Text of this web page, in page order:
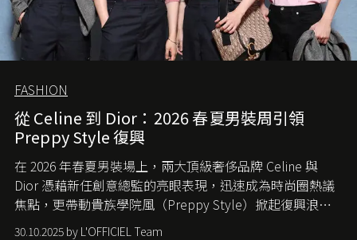
FASHION
從 Celine 到 Dior：2026 春夏男裝周引領
Preppy Style 復興
在 2026 年春夏男裝場上，兩大頂級奢侈品牌 Celine 與
Dior 憑藉新任創意總監的亮眼表現，迅速成為時尚圈熱議
焦點，更帶動貴族學院風（Preppy Style）掀起復興浪
潮，讓這股經典風格再度回到大眾視線。
30.10.2025 by L'OFFICIEL Team